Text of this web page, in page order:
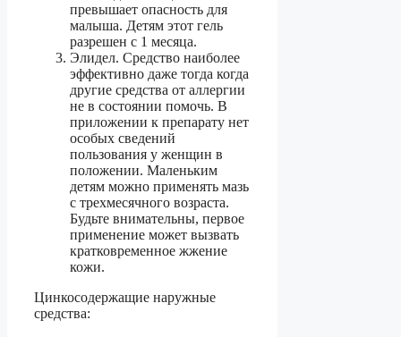
превышает опасность для
малыша. Детям этот гель
разрешен с 1 месяца.
Элидел. Средство наиболее
эффективно даже тогда когда
другие средства от аллергии
не в состоянии помочь. В
приложении к препарату нет
особых сведений
пользования у женщин в
положении. Маленьким
детям можно применять мазь
с трехмесячного возраста.
Будьте внимательны, первое
применение может вызвать
кратковременное жжение
кожи.
Цинкосодержащие наружные
средства: